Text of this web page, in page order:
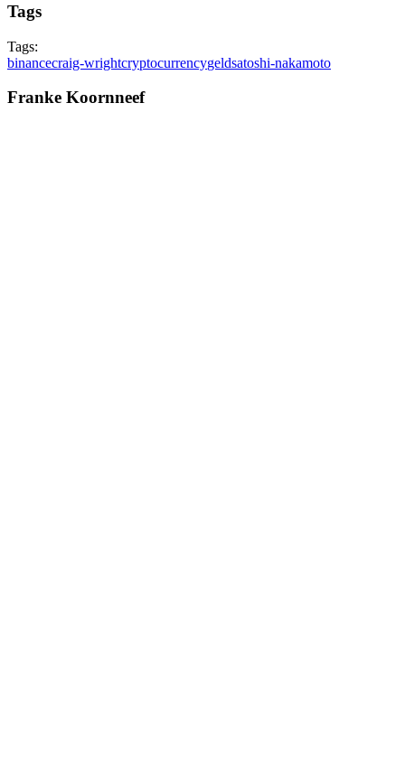
Tags
Tags:
binancecraig-wrightcryptocurrencygeldsatoshi-nakamoto
Franke Koornneef